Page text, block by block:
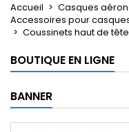
Accueil
Casques
Accessoires pour
Coussinets haut de tête
BOUTIQUE EN LIGNE
BANNER